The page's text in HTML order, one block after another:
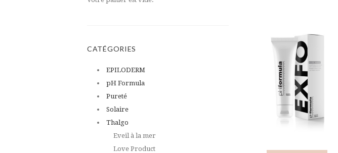
CATÉGORIES
EPILODERM
pH Formula
Pureté
Solaire
Thalgo
Eveil à la mer
Love Product